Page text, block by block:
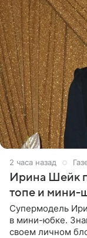
2 часа назад
Ирина Шейк
топе и мини-
Супермодель
в мини-юбке.
своем личном